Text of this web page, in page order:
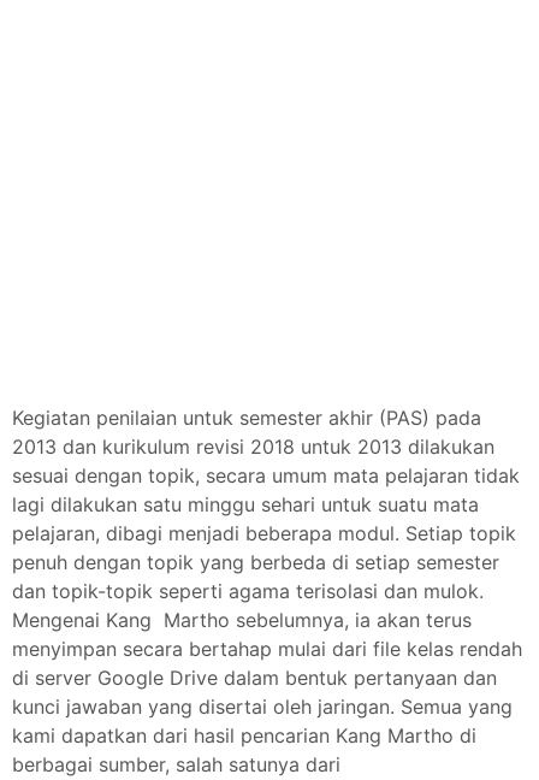
Kegiatan penilaian untuk semester akhir (PAS) pada
2013 dan kurikulum revisi 2018 untuk 2013 dilakukan
sesuai dengan topik, secara umum mata pelajaran tidak
lagi dilakukan satu minggu sehari untuk suatu mata
pelajaran, dibagi menjadi beberapa modul. Setiap topik
penuh dengan topik yang berbeda di setiap semester
dan topik-topik seperti agama terisolasi dan mulok.
Mengenai Kang Martho sebelumnya, ia akan terus
menyimpan secara bertahap mulai dari file kelas rendah
di server Google Drive dalam bentuk pertanyaan dan
kunci jawaban yang disertai oleh jaringan. Semua yang
kami dapatkan dari hasil pencarian Kang Martho di
berbagai sumber, salah satunya dari